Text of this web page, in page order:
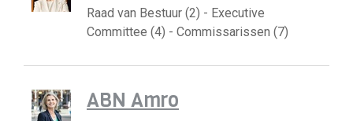
Raad van Bestuur (2) - Executive
Committee (4) - Commissarissen (7)
ABN Amro